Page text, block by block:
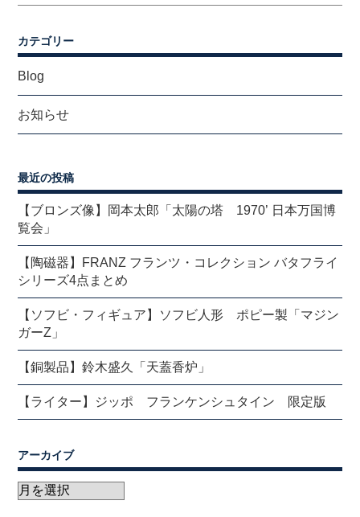
カテゴリー
Blog
お知らせ
最近の投稿
【ブロンズ像】岡本太郎「太陽の塔 1970’ 日本万国博
覧会」
【陶磁器】FRANZ フランツ・コレクション バタフライ
シリーズ4点まとめ
【ソフビ・フィギュア】ソフビ人形 ポピー製「マジン
ガーZ」
【銅製品】鈴木盛久「天蓋香炉」
【ライター】ジッポ フランケンシュタイン 限定版
アーカイブ